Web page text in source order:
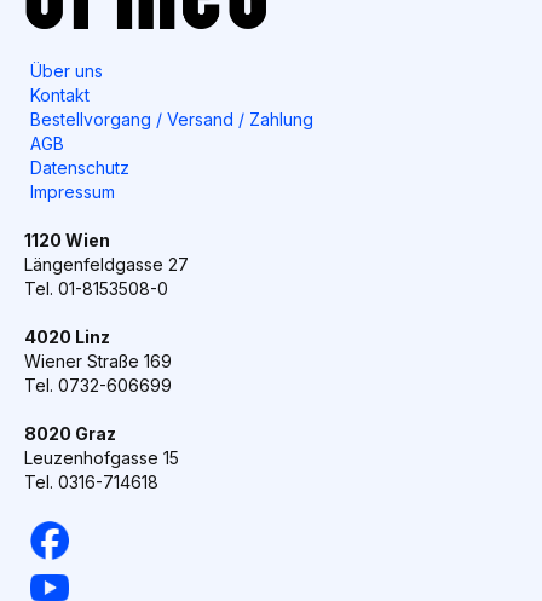
Über uns
Kontakt
Bestellvorgang / Versand / Zahlung
AGB
Datenschutz
Impressum
1120 Wien
Längenfeldgasse 27
Tel. 01-8153508-0
4020 Linz
Wiener Straße 169
Tel. 0732-606699
8020 Graz
Leuzenhofgasse 15
Tel. 0316-714618